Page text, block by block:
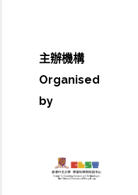
主辦機構
Organised
by